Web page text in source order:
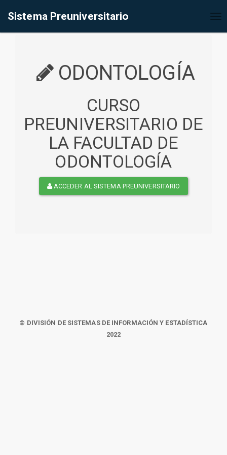
Sistema Preuniversitario
ODONTOLOGÍA
CURSO
PREUNIVERSITARIO DE
LA FACULTAD DE
ODONTOLOGÍA
ACCEDER AL SISTEMA PREUNIVERSITARIO
© DIVISIÓN DE SISTEMAS DE INFORMACIÓN Y ESTADÍSTICA
2022